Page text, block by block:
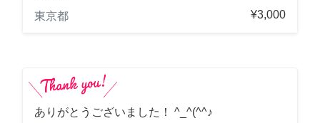
東京都
¥3,000
ありがとうございました！ ^_^(^^♪